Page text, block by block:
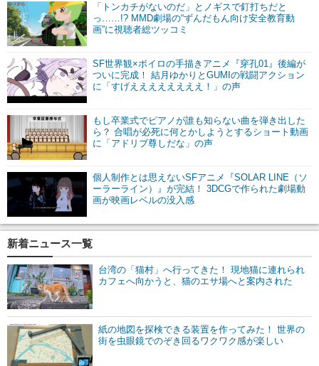
「トンカチがないのだ」とノギスで釘打ちだと
っ……!? MMD劇場の“ずんだもん向け安全教育動
画”に視聴者総ツッコミ
SF世界観×ボイロの手描きアニメ『穿孔01』後編が
ついに完成！ 結月ゆかりとGUMIの戦闘アクション
に「すげええええええええ！」の声
もし卒業式でピアノが誰も知らない曲を弾き出した
ら？ 合唱が必死に何とかしようとするショート動画
に「アドリブ尊しだな」の声
個人制作とは思えないSFアニメ『SOLAR LINE（ソ
ーラーライン）』が完結！ 3DCGで作られた劇場動
画が映画レベルの没入感
新着ニュース一覧
台湾の「猫村」へ行ってきた！ 現地猫に連れられ
カフェへ向かうと、猫のエサ場へと案内された
紙の地図を探検できる装置を作ってみた！ 世界の
街を虫眼鏡でのぞき回るワクワク感が楽しい